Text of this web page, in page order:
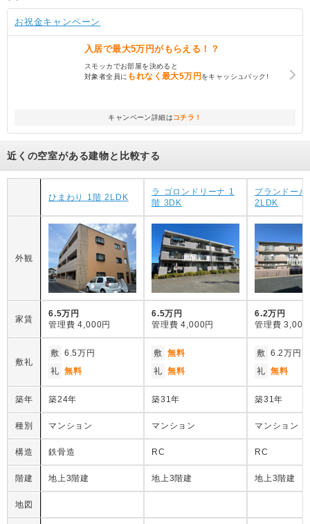
お祝金キャンペーン
入居で最大5万円がもらえる！？
スモッカでお部屋を決めると
対象者全員に もれなく最大5万円をキャッシュバック!
キャンペーン詳細はコチラ！
近くの空室がある建物と比較する
ひまわり 1階 2LDK
ラ ゴロンドリーナ 1
階 3DK
プランドー
2LDK
外観
家賃
6.5万円
管理費 4,000円
6.5万円
管理費 4,000円
6.2万円
管理費 3,000
敷礼
敷 6.5万円
礼 無料
敷 無料
礼 無料
敷 6.2万円
礼 無料
築年 築24年 築31年 築31年
種別 マンション マンション マンション
構造 鉄骨造 RC RC
階建 地上3階建 地上3階建 地上3階建
地図